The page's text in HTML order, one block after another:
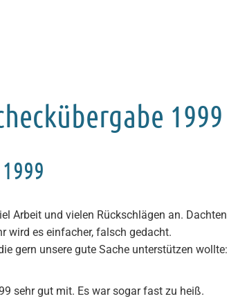
1999
Arbeit und vielen Rückschlägen an.
wird es einfacher, falsch gedacht.
gern unsere gute Sache unterstützen
sehr gut mit. Es war sogar fast zu heiß.